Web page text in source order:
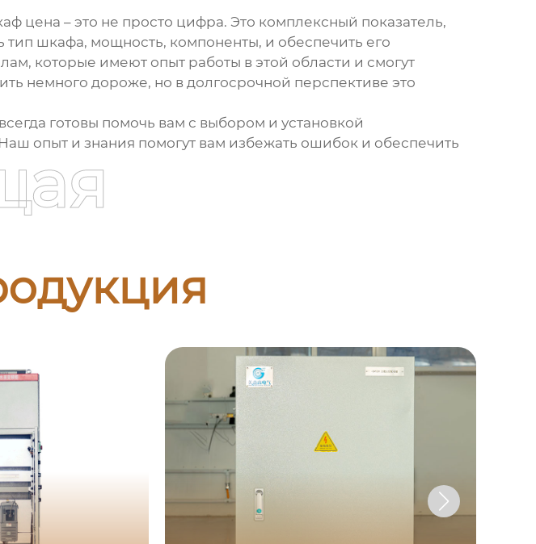
цена – это не просто цифра. Это комплексный показатель,
шкафа, мощность, компоненты, и обеспечить его
которые имеют опыт работы в этой области и смогут
немного дороже, но в долгосрочной перспективе это
готовы помочь вам с выбором и установкой
опыт и знания помогут вам избежать ошибок и обеспечить